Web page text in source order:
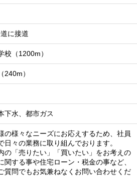
に接道
校（1200m）
240m）
下水、都市ガス
の様々なニーズにお応えするため、社員
日々の業務に取り組んでおります。
の「売りたい」「買いたい」をお考えの
関する事や住宅ローン・税金の事など、
質問でもお気兼ねなくお問い合わせくだ